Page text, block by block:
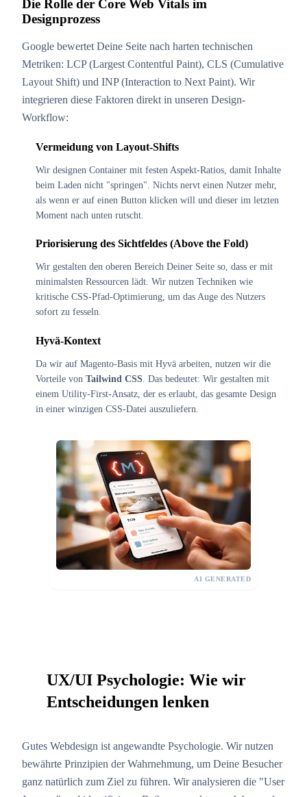
Die Rolle der Core Web Vitals im
Designprozess
Google bewertet Deine Seite nach harten technischen
Metriken: LCP (Largest Contentful Paint), CLS (Cumulative
Layout Shift) und INP (Interaction to Next Paint). Wir
integrieren diese Faktoren direkt in unseren Design-
Workflow:
Vermeidung von Layout-Shifts
Wir designen Container mit festen Aspekt-Ratios, damit Inhalte
beim Laden nicht "springen". Nichts nervt einen Nutzer mehr,
als wenn er auf einen Button klicken will und dieser im letzten
Moment nach unten rutscht.
Priorisierung des Sichtfeldes (Above the Fold)
Wir gestalten den oberen Bereich Deiner Seite so, dass er mit
minimalsten Ressourcen lädt. Wir nutzen Techniken wie
kritische CSS-Pfad-Optimierung, um das Auge des Nutzers
sofort zu fesseln.
Hyvä-Kontext
Da wir auf Magento-Basis mit Hyvä arbeiten, nutzen wir die
Vorteile von Tailwind CSS . Das bedeutet: Wir gestalten mit
einem Utility-First-Ansatz, der es erlaubt, das gesamte Design
in einer winzigen CSS-Datei auszuliefern.
AI GENERATED
UX/UI Psychologie: Wie wir
Entscheidungen lenken
Gutes Webdesign ist angewandte Psychologie. Wir nutzen
bewährte Prinzipien der Wahrnehmung, um Deine Besucher
ganz natürlich zum Ziel zu führen. Wir analysieren die "User